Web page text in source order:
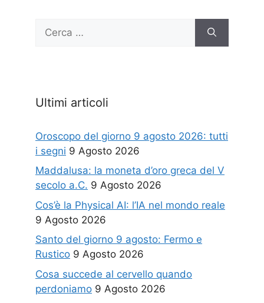
per:
Ultimi articoli
Oroscopo del giorno 9 agosto 2026: tutti
i segni 9 Agosto 2026
Maddalusa: la moneta d’oro greca del V
secolo a.C. 9 Agosto 2026
Cos’è la Physical AI: l’IA nel mondo reale
9 Agosto 2026
Santo del giorno 9 agosto: Fermo e
Rustico 9 Agosto 2026
Cosa succede al cervello quando
perdoniamo 9 Agosto 2026